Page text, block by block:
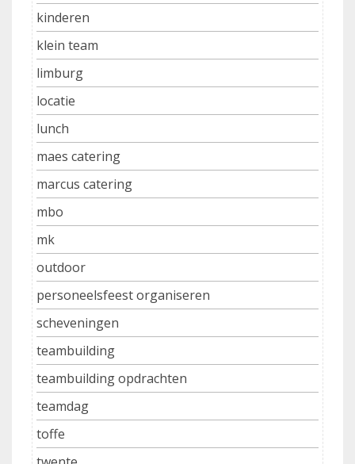
kinderen
klein team
limburg
locatie
lunch
maes catering
marcus catering
mbo
mk
outdoor
personeelsfeest organiseren
scheveningen
teambuilding
teambuilding opdrachten
teamdag
toffe